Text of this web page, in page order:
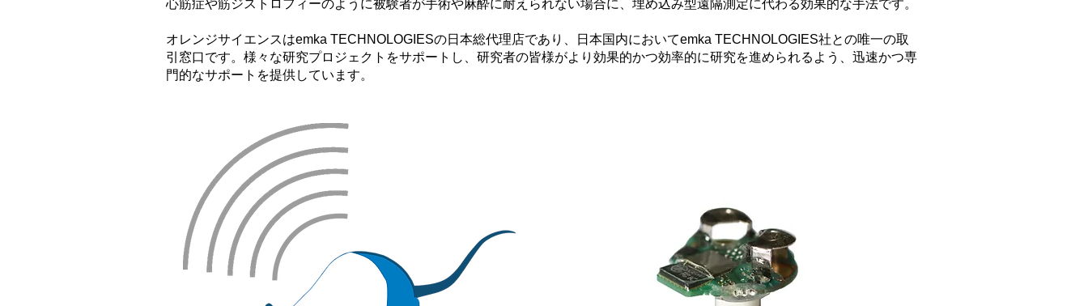
心筋症や筋ジストロフィーのように被験者が手術や麻酔に耐えられない場合に、埋め込み型遠隔測定に代わる効果的な手法です。
オレンジサイエンスはemka TECHNOLOGIESの日本総代理店であり、日本国内においてemka TECHNOLOGIES社との唯一の取
引窓口です。様々な研究プロジェクトをサポートし、研究者の皆様がより効果的かつ効率的に研究を進められるよう、迅速かつ専
門的なサポートを提供しています。